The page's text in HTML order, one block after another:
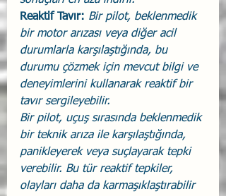
Reaktif Tavır: Bir pilot, beklenmedik
bir motor arızası veya diğer acil
durumlarla karşılaştığında, bu
durumu çözmek için mevcut bilgi ve
deneyimlerini kullanarak reaktif bir
tavır sergileyebilir.
Bir pilot, uçuş sırasında beklenmedik
bir teknik arıza ile karşılaştığında,
panikleyerek veya suçlayarak tepki
verebilir. Bu tür reaktif tepkiler,
olayları daha da karmaşıklaştırabilir